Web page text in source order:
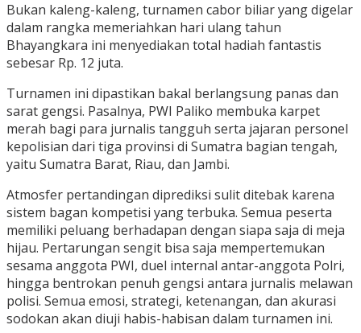
​Bukan kaleng-kaleng, turnamen cabor biliar yang digelar
dalam rangka memeriahkan hari ulang tahun
Bhayangkara ini menyediakan total hadiah fantastis
sebesar Rp. 12 juta.
​Turnamen ini dipastikan bakal berlangsung panas dan
sarat gengsi. Pasalnya, PWI Paliko membuka karpet
merah bagi para jurnalis tangguh serta jajaran personel
kepolisian dari tiga provinsi di Sumatra bagian tengah,
yaitu Sumatra Barat, Riau, dan Jambi.
​Atmosfer pertandingan diprediksi sulit ditebak karena
sistem bagan kompetisi yang terbuka. Semua peserta
memiliki peluang berhadapan dengan siapa saja di meja
hijau. Pertarungan sengit bisa saja mempertemukan
sesama anggota PWI, duel internal antar-anggota Polri,
hingga bentrokan penuh gengsi antara jurnalis melawan
polisi. Semua emosi, strategi, ketenangan, dan akurasi
sodokan akan diuji habis-habisan dalam turnamen ini.